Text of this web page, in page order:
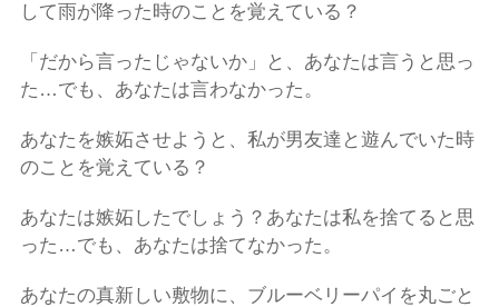
して雨が降った時のことを覚えている？
「だから言ったじゃないか」と、あなたは言うと思っ
た…でも、あなたは言わなかった。
あなたを嫉妬させようと、私が男友達と遊んでいた時
のことを覚えている？
あなたは嫉妬したでしょう？あなたは私を捨てると思
った…でも、あなたは捨てなかった。
あなたの真新しい敷物に、ブルーベリーパイを丸ごと